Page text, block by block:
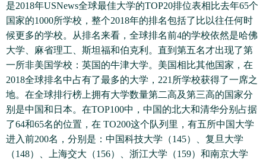
是2018年USNews全球最佳大学的TOP20排位表相比去年65个
国家的1000所学校，整个2018年的排名包括了比以往任何时
候更多的学校。从排名来看，全球排名前4的学校依然是哈佛
大学、麻省理工、斯坦福和伯克利。直到第五名才出现了第
一所非美国学校：英国的牛津大学。美国相比其他国家，在
2018全球排名中占有了最多的大学，221所学校获得了一席之
地。在全球排行榜上拥有大学数量第二高及第三高的国家分
别是中国和日本。在TOP100中，中国的北大和清华分别占据
了64和65名的位置，在 TO200这个队列里，有五所中国大学
进入前200名，分别是：中国科技大学（145）、复旦大学
（148）、上海交大（156）、浙江大学（159）和南京大学